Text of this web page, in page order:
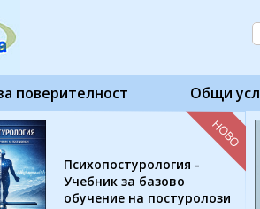
поверителност Общи
Психопостурология -
Учебник за базово
обучение на постуролози
НОВО